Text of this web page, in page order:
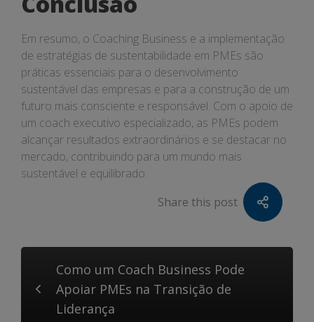
Em resumo, o Coaching Business e a implementação
de estratégias de sustentabilidade em PMEs são
práticas essenciais para o desenvolvimento
sustentável das empresas e para a construção de um
futuro mais consciente e responsável. Com o apoio de
um coach executivo especializado, as PMEs podem
alcançar resultados extraordinários e se destacar no
mercado, contribuindo para um mundo mais
sustentável e equilibrado.
Share this post
Como um Coach Business Pode
Apoiar PMEs na Transição de
Liderança